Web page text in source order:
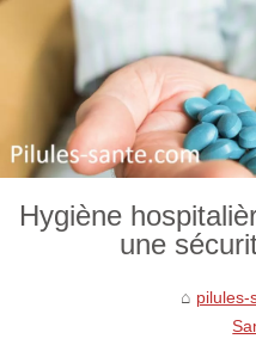
Hygiène
une
pilules-